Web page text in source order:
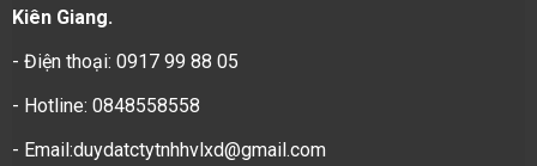
Kiên Giang.
- Điện thoại: 0917 99 88 05
- Hotline: 0848558558
- Email:duydatctytnhhvlxd@gmail.com